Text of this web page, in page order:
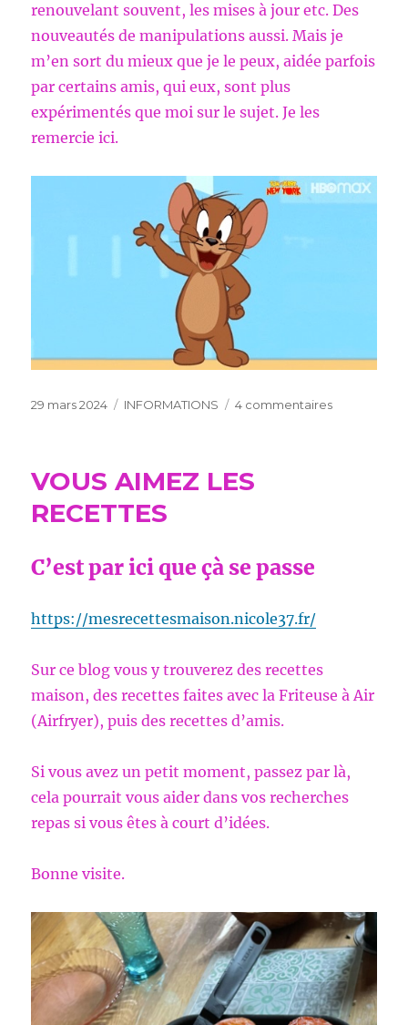
renouvelant souvent, les mises à jour etc. Des
nouveautés de manipulations aussi. Mais je
m’en sort du mieux que je le peux, aidée parfois
par certains amis, qui eux, sont plus
expérimentés que moi sur le sujet. Je les
remercie ici.
Publié
29 mars 2024 Catégories
INFORMATIONS 4 commentairessur
VOUS AIMEZ LES
RECETTES
C’est par ici que çà se passe
https://mesrecettesmaison.nicole37.fr/
Sur ce blog vous y trouverez des recettes
maison, des recettes faites avec la Friteuse à Air
(Airfryer), puis des recettes d’amis.
Si vous avez un petit moment, passez par là,
cela pourrait vous aider dans vos recherches
repas si vous êtes à court d’idées.
Bonne visite.